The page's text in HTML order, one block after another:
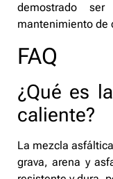
demostrado
mantenimiento de
FAQ
¿Qué es
caliente?
La mezcla
grava, arena y